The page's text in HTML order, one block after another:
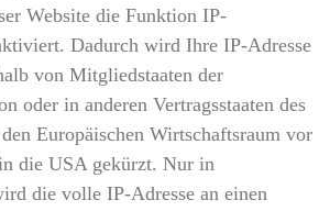
Website die Funktion IP-
Dadurch wird Ihre IP-Adresse
von Mitgliedstaaten der
oder in anderen Vertragsstaaten des
Europäischen Wirtschaftsraum vor
die USA gekürzt. Nur in
die volle IP-Adresse an einen